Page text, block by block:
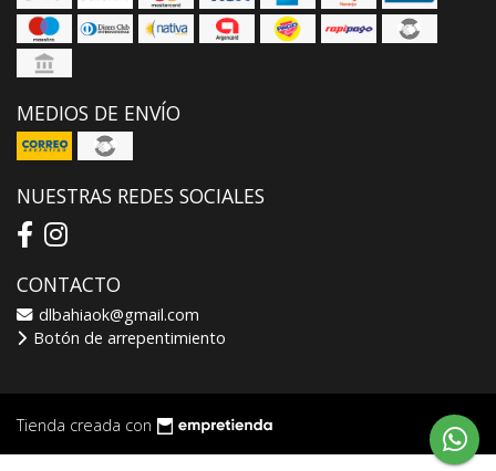
MEDIOS DE ENVÍO
NUESTRAS REDES SOCIALES
CONTACTO
dlbahiaok@gmail.com
Botón de arrepentimiento
Tienda creada con